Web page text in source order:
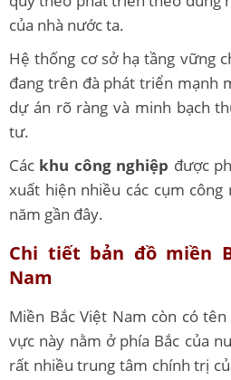
của nhà nước ta.
Hệ thống cơ sở hạ tầng vững
đang trên đà phát triển mạnh
dự án rõ ràng và minh bạch
tư.
Các khu công nghiệp được
xuất hiện nhiều các cụm
năm gần đây.
Chi tiết bản đồ miền
Nam
Miền Bắc Việt Nam còn có
vực này nằm ở phía Bắc của
rất nhiều trung tâm chính trị